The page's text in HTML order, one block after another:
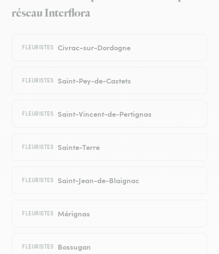
réseau Interflora
FLEURISTES Civrac-sur-Dordogne
FLEURISTES Saint-Pey-de-Castets
FLEURISTES Saint-Vincent-de-Pertignas
FLEURISTES Sainte-Terre
FLEURISTES Saint-Jean-de-Blaignac
FLEURISTES Mérignas
FLEURISTES Bossugan